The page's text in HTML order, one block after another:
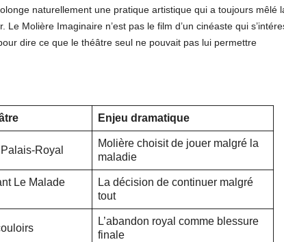
naturellement une pratique artistique qui a toujours mêlé
Molière Imaginaire n’est pas le film d’un cinéaste qui
dire ce que le théâtre seul ne pouvait pas lui permettre
Enjeu dramatique
Royal
Molière choisit de jouer malgré la
maladie
Le Malade
La décision de continuer malgré
tout
L’abandon royal comme blessure
finale